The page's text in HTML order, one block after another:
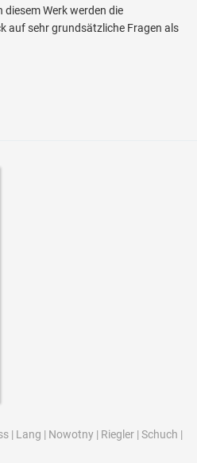
Werk werden die
auf sehr grundsätzliche Fragen als
| Lang | Nowotny | Riegler | Schuch |